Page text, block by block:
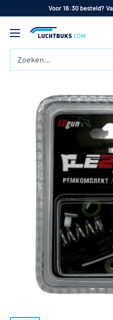
inhoud
Voor 16:30 besteld?
Luchtbuks.com